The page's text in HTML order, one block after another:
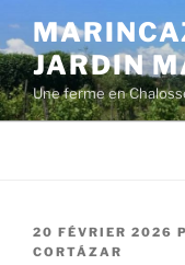
au
contenu
principal
JARDIN
Une ferme en
PUBLIÉ
LE
20 FÉVRIER 2026
CORTÁZAR